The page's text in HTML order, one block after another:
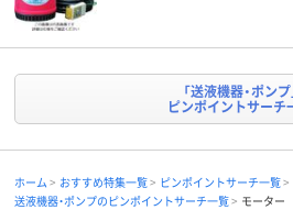
「送液機器・ポンプ
ピンポイントサーチ
ホーム おすすめ特集一覧
ピンポイントサーチ一覧
送液機器・ポンプのピンポイントサーチ一覧
モーター